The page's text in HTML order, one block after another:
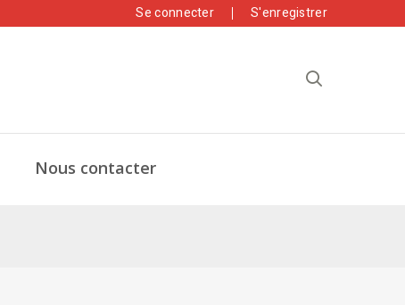
Se connecter S'enregistrer
Nous contacter